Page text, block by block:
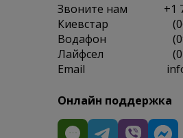
Звоните нам
+1
Киевстар
Водафон
Лайфсел
Email
Онлайн поддержка